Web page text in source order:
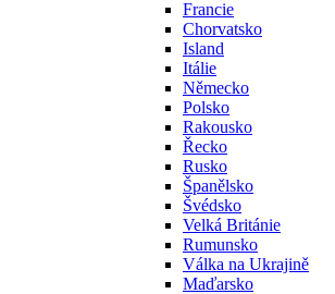
Francie
Chorvatsko
Island
Itálie
Německo
Polsko
Rakousko
Řecko
Rusko
Španělsko
Švédsko
Velká Británie
Rumunsko
Válka na Ukrajině
Maďarsko